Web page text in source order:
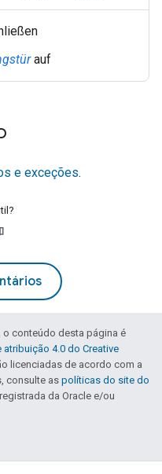
auf
e exceções.
o conteúdo desta página é
atribuição 4.0 do Creative
licenciadas de acordo com a
consulte as políticas do site do
da Oracle e/ou